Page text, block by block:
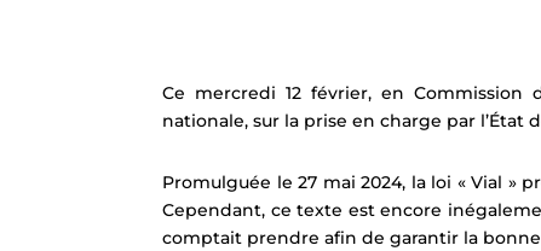
Ce mercredi 12 février, en Commission
nationale, sur la prise en charge par
Promulguée le 27 mai 2024, la loi « Vial »
Cependant, ce texte est encore
comptait prendre afin de garantir la